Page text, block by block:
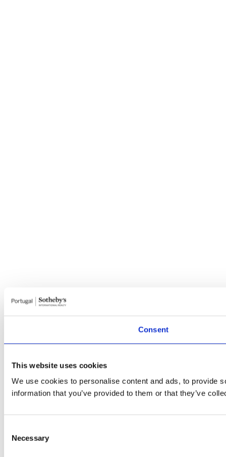
Consent
This website uses cookies
We use cookies to personalise content and ads, to provide
information that you’ve provided to them or that they’ve
Selection
Necessary